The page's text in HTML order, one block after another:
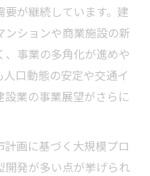
が継続しています。建
ションや商業施設の新
事業の多角化が進めや
口動態の安定や交通イ
業の事業展望がさらに
画に基づく大規模プロ
開発が多い点が挙げられ